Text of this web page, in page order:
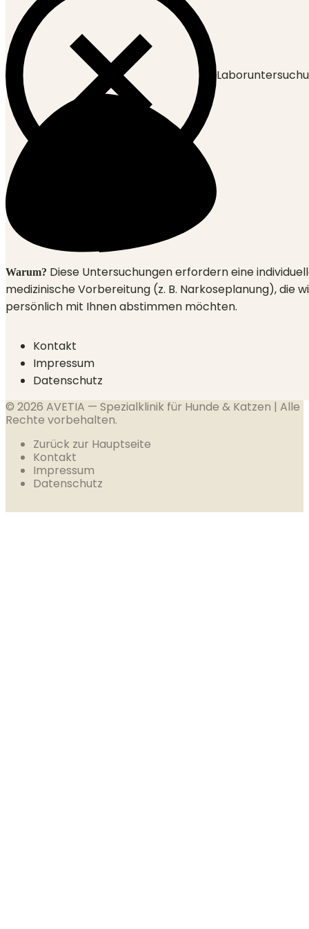
Warum? Diese Untersuchungen erfordern eine
medizinische Vorbereitung (z. B. Narkoseplanung), die
persönlich mit Ihnen abstimmen möchten.
Kontakt
Impressum
Datenschutz
© 2026 AVETIA — Spezialklinik für Hunde & Katzen | Alle
Rechte vorbehalten.
Zurück zur Hauptseite
Kontakt
Impressum
Datenschutz